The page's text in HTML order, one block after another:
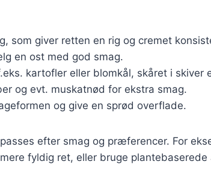
som giver retten en rig og cremet
en ost med god smag.
kartofler eller blomkål, skåret i skiver
og evt. muskatnød for ekstra smag.
og give en sprød overflade.
efter smag og præferencer. For
fyldig ret, eller bruge